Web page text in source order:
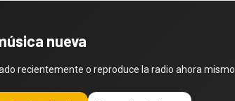
nueva
recientemente o reproduce la radio ahora mismo.